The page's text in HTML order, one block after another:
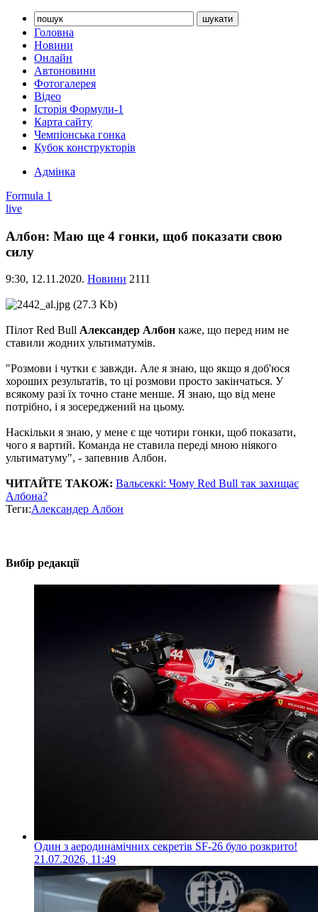
Головна
Новини
Онлайн
Автоновини
Фотогалерея
Відео
Історія Формули-1
Карта сайту
Чемпіонська гонка
Кубок конструкторів
Адмінка
Formula 1
live
Албон: Маю ще 4 гонки, щоб показати свою
силу
9:30, 12.11.2020. Новини 2111
Пілот Red Bull Александер Албон каже, що перед ним не
ставили жодних ультиматумів.
"Розмови і чутки є завжди. Але я знаю, що якщо я доб'юся
хороших результатів, то ці розмови просто закінчаться. У
всякому разі їх точно стане менше. Я знаю, що від мене
потрібно, і я зосереджений на цьому.
Наскільки я знаю, у мене є ще чотири гонки, щоб показати,
чого я вартий. Команда не ставила переді мною ніякого
ультиматуму", - запевнив Албон.
ЧИТАЙТЕ ТАКОЖ: Вальсеккі: Чому Red Bull так захищає
Албона?
Теги:Александер Албон
Вибір редакції
Один з аеродинамічних секретів SF-26 було розкрито!
21.07.2026, 11:49